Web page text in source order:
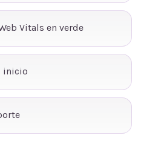
Vitals en verde
inicio